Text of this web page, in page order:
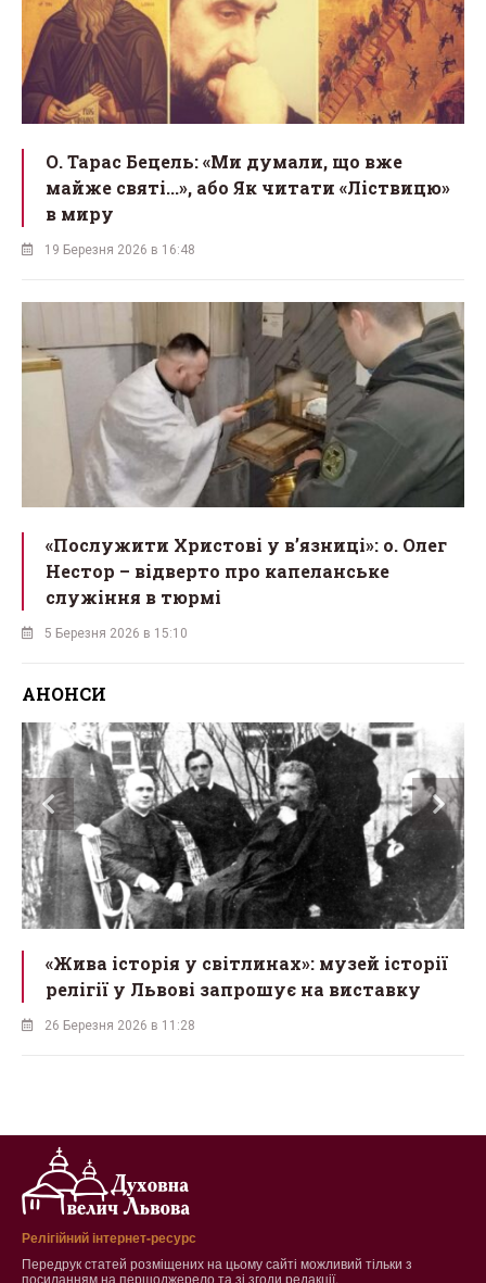
О. Тарас Бецель: «Ми думали, що вже
майже святі...», або Як читати «Ліствицю»
в миру
19 Березня 2026 в 16:48
«Послужити Христові у вʼязниці»: о. Олег
Нестор – відверто про капеланське
служіння в тюрмі
5 Березня 2026 в 15:10
АНОНСИ
«Жива історія у світлинах»: музей історії
релігії у Львові запрошує на виставку
26 Березня 2026 в 11:28
Релігійний інтернет-ресурс
Передрук статей розміщених на цьому сайті можливий тільки з
посиланням на першоджерело та зі згоди редакції.